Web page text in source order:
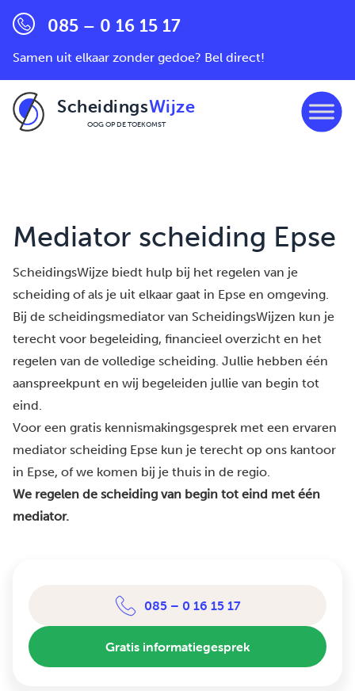
085 – 0 16 15 17
Samen uit elkaar zonder gedoe? Bel direct!
ScheidingsWijze
OOG OP DE TOEKOMST
Mediator scheiding Epse
ScheidingsWijze biedt hulp bij het regelen van je
scheiding of als je uit elkaar gaat in Epse en omgeving.
Bij de scheidingsmediator van ScheidingsWijzen kun je
terecht voor begeleiding, financieel overzicht en het
regelen van de volledige scheiding. Jullie hebben één
aanspreekpunt en wij begeleiden jullie van begin tot
eind.
Voor een gratis kennismakingsgesprek met een ervaren
mediator scheiding Epse kun je terecht op ons kantoor
in Epse, of we komen bij je thuis in de regio.
We regelen de scheiding van begin tot eind met één
mediator.
085 – 0 16 15 17
Gratis informatiegesprek